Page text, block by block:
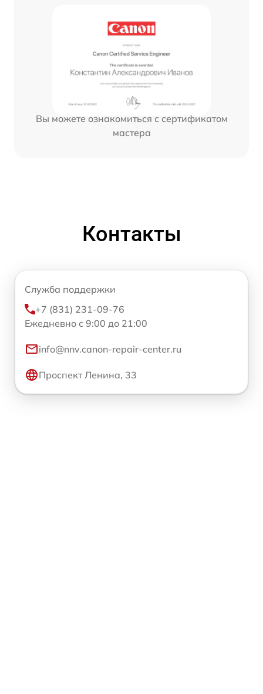
Вы можете ознакомиться с сертификатом
мастера
Контакты
Служба поддержки
+7 (831) 231-09-76
Ежедневно с 9:00 до 21:00
info@nnv.canon-repair-center.ru
Проспект Ленина, 33